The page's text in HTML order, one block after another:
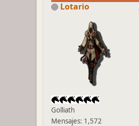
Lotario
Golliath
Mensajes: 1,572